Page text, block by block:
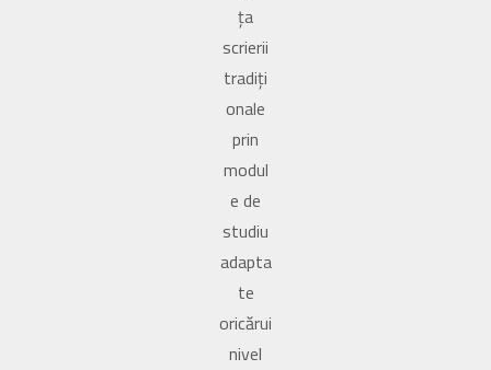
ța
scrierii
tradiți
onale
prin
modul
e de
studiu
adapta
te
oricărui
nivel